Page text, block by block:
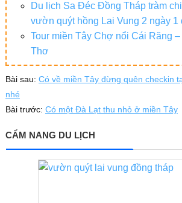
Du lịch Sa Đéc Đồng Tháp tràm
vườn quýt hồng Lai Vung 2 ngày 1
Tour miền Tây Chợ nổi Cái Răng
Thơ
Bài sau: Có về miền Tây đừng quên checkin
nhé
Bài trước: Có một Đà Lạt thu nhỏ ở miền Tây
CẨM NANG DU LỊCH